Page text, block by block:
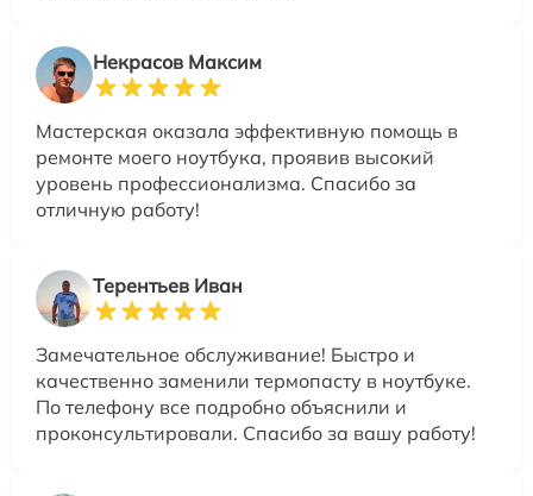
Некрасов Максим
Мастерская оказала эффективную помощь в
ремонте моего ноутбука, проявив высокий
уровень профессионализма. Спасибо за
отличную работу!
Терентьев Иван
Замечательное обслуживание! Быстро и
качественно заменили термопасту в ноутбуке.
По телефону все подробно объяснили и
проконсультировали. Спасибо за вашу работу!